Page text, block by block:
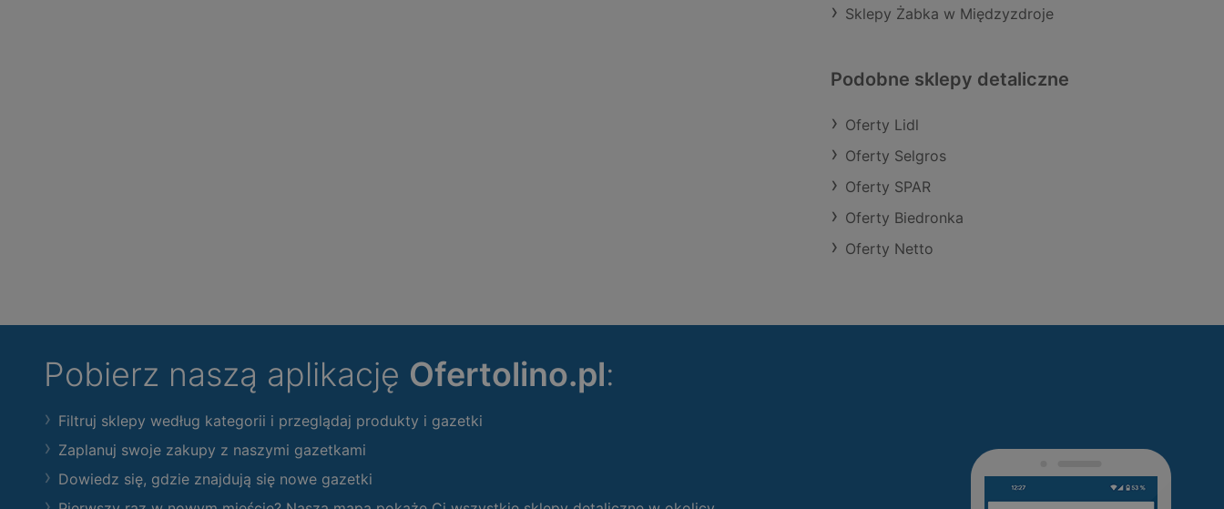
Sklepy Żabka w Międzyzdroje
Podobne sklepy detaliczne
Oferty Lidl
Oferty Selgros
Oferty SPAR
Oferty Biedronka
Oferty Netto
Pobierz naszą aplikację Ofertolino.pl:
Filtruj sklepy według kategorii i przeglądaj produkty i gazetki
Zaplanuj swoje zakupy z naszymi gazetkami
Dowiedz się, gdzie znajdują się nowe gazetki